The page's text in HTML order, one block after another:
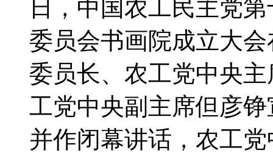
日，中国农工民主党
委员会书画院成立大
委员长、农工党中央
工党中央副主席但彦
并作闭幕讲话，农工党